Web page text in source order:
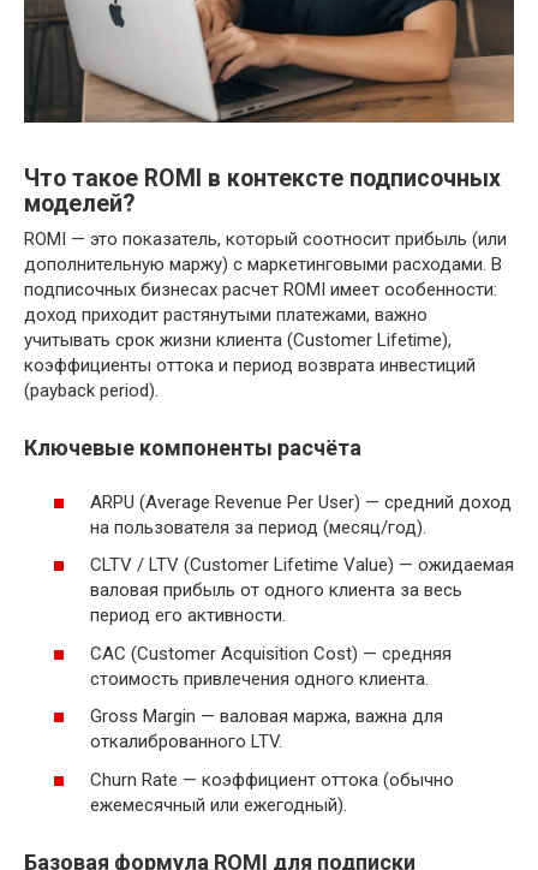
Что такое ROMI в контексте подписочных
моделей?
ROMI — это показатель, который соотносит прибыль (или
дополнительную маржу) с маркетинговыми расходами. В
подписочных бизнесах расчет ROMI имеет особенности:
доход приходит растянутыми платежами, важно
учитывать срок жизни клиента (Customer Lifetime),
коэффициенты оттока и период возврата инвестиций
(payback period).
Ключевые компоненты расчёта
ARPU (Average Revenue Per User) — средний доход
на пользователя за период (месяц/год).
CLTV / LTV (Customer Lifetime Value) — ожидаемая
валовая прибыль от одного клиента за весь
период его активности.
CAC (Customer Acquisition Cost) — средняя
стоимость привлечения одного клиента.
Gross Margin — валовая маржа, важна для
откалиброванного LTV.
Churn Rate — коэффициент оттока (обычно
ежемесячный или ежегодный).
Базовая формула ROMI для подписки